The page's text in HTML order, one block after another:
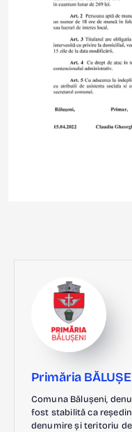
Primăria
Comuna Bălușeni,
fost stabilită ca
denumire și teritoriu